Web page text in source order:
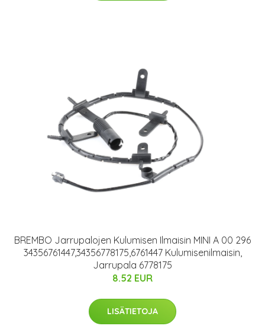
BREMBO Jarrupalojen Kulumisen Ilmaisin MINI A 00 296
34356761447,34356778175,6761447 Kulumisenilmaisin,
Jarrupala 6778175
8.52 EUR
LISÄTIETOJA